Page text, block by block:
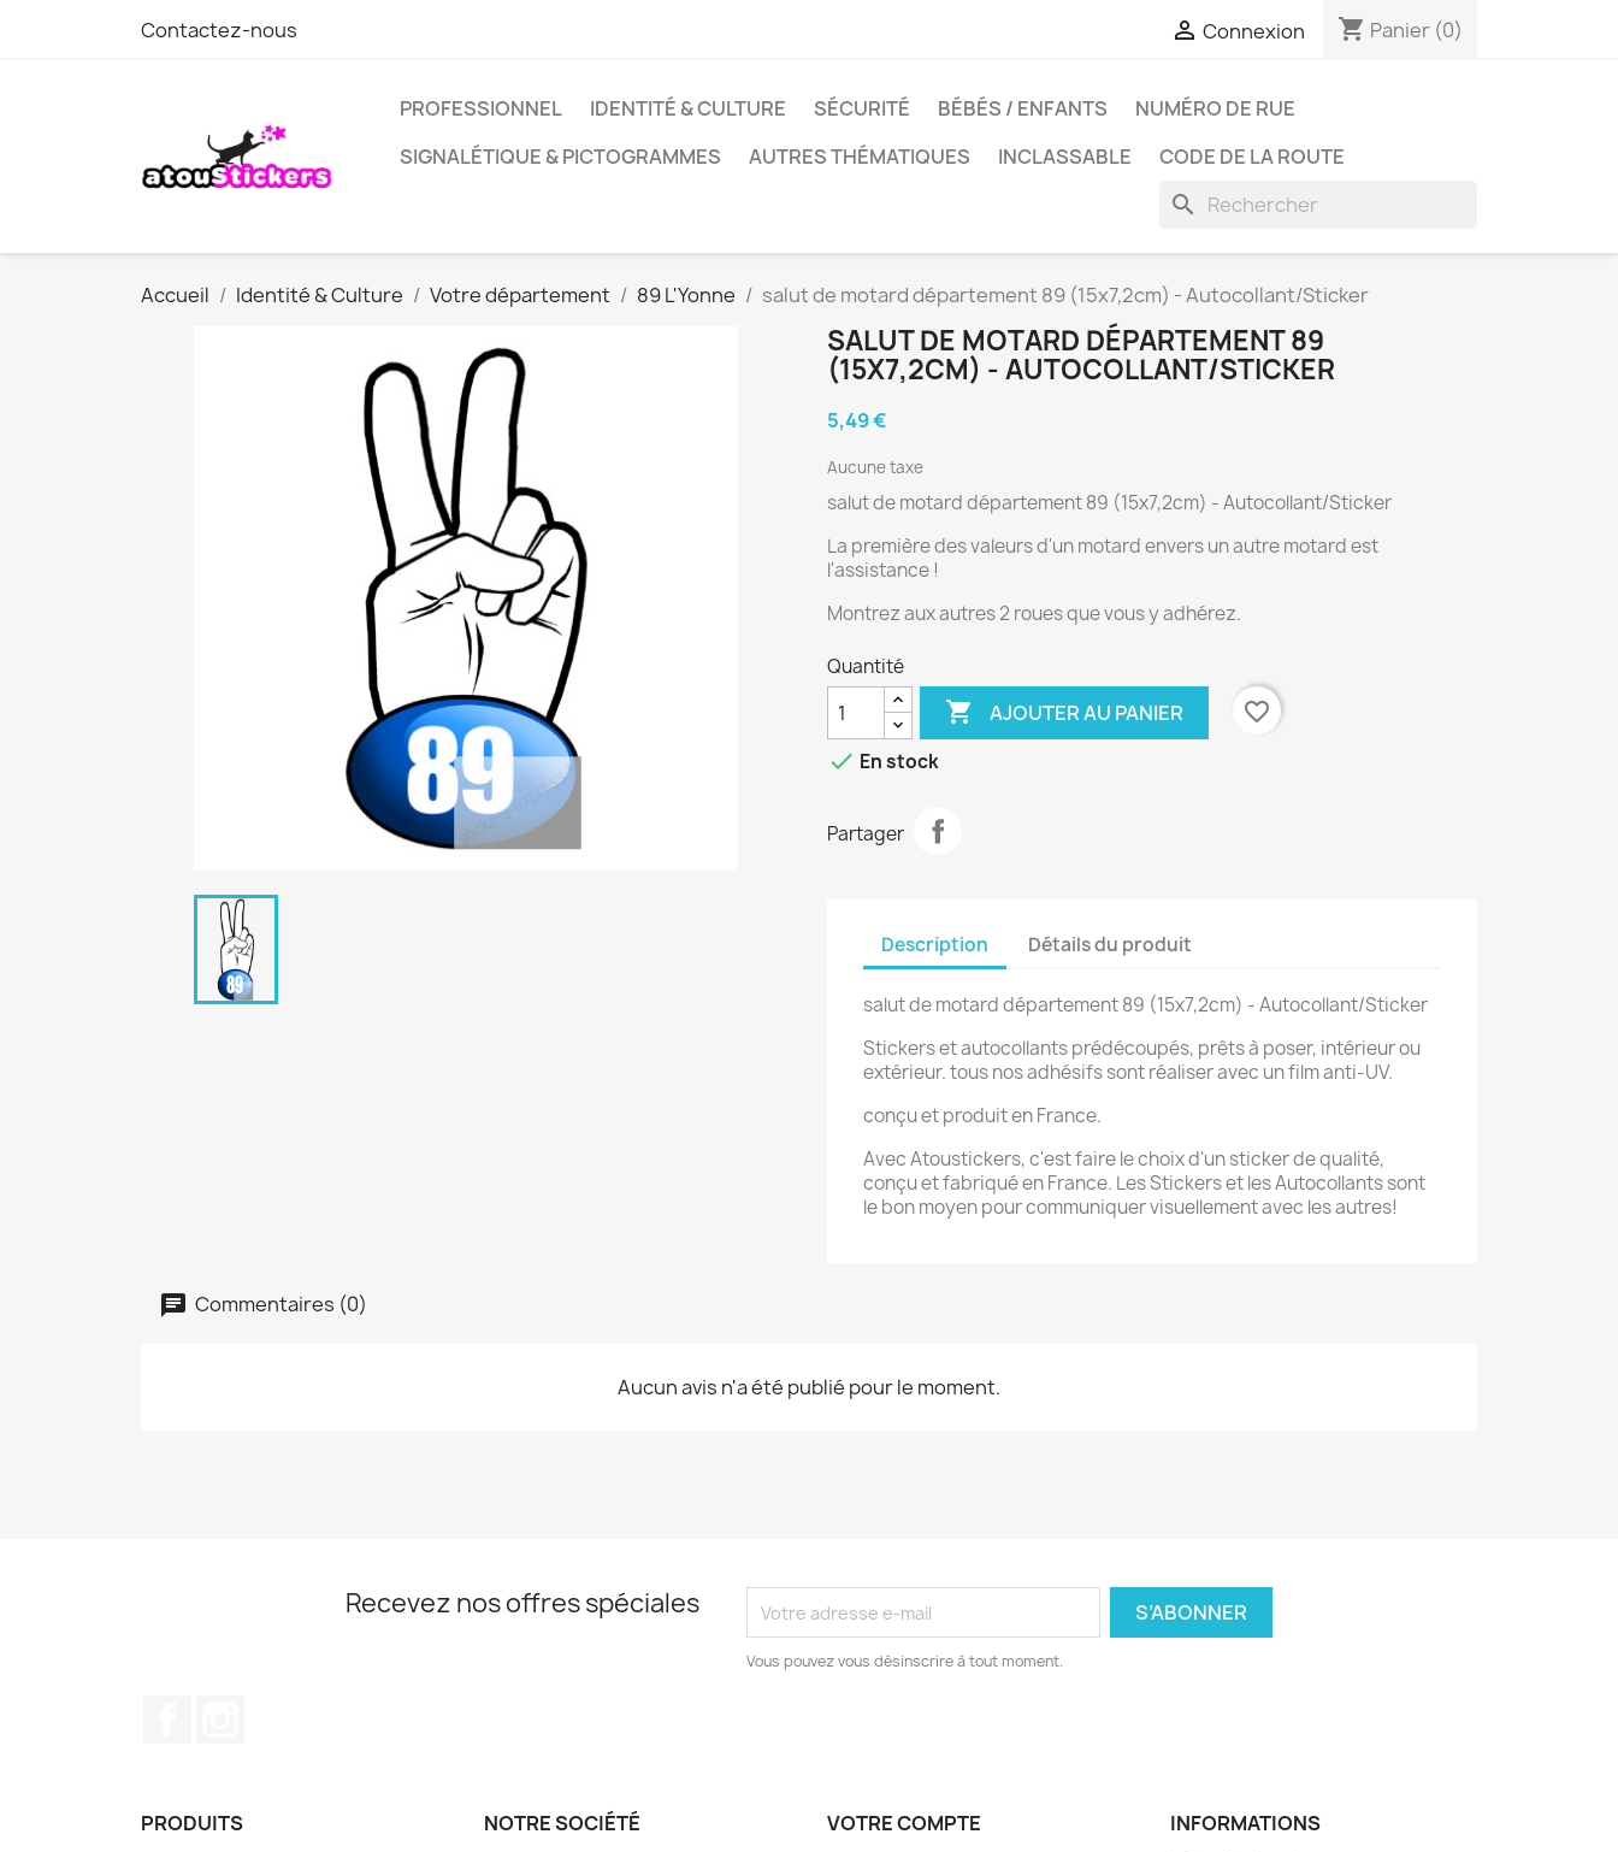
Contactez-nous  Connexion shopping_cart Panier (0)
PROFESSIONNEL IDENTITÉ & CULTURE SÉCURITÉ BÉBÉS / ENFANTS
NUMÉRO DE RUE
SIGNALÉTIQUE & PICTOGRAMMES
AUTRES THÉMATIQUES INCLASSABLE CODE DE LA ROUTE
search
Accueil Identité & Culture Votre département 89 L'Yonne salut de motard département 89 (15x7,2cm) - Autocollant/Sticker
SALUT DE MOTARD DÉPARTEMENT 89
(15X7,2CM) - AUTOCOLLANT/STICKER
5,49 €
Aucune taxe
salut de motard département 89 (15x7,2cm) - Autocollant/Sticker
La première des valeurs d'un motard envers un autre motard est
l'assistance !
Montrez aux autres 2 roues que vous y adhérez.
Quantité
 AJOUTER AU PANIER
favorite_border
 En stock
Partager
Description Détails du produit
salut de motard département 89 (15x7,2cm) - Autocollant/Sticker
Stickers et autocollants prédécoupés, prêts à poser, intérieur ou
extérieur. tous nos adhésifs sont réaliser avec un film anti-UV.
conçu et produit en France.
Avec Atoustickers, c'est faire le choix d'un sticker de qualité,
conçu et fabriqué en France. Les Stickers et les Autocollants sont
le bon moyen pour communiquer visuellement avec les autres!
Commentaires (0)
Aucun avis n'a été publié pour le moment.
Recevez nos offres spéciales
Vous pouvez vous désinscrire à tout moment.
PRODUITS NOTRE SOCIÉTÉ VOTRE COMPTE INFORMATIONS